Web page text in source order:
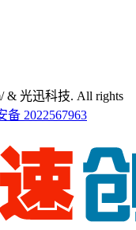
& 光迅科技. All rights
备 2022567963